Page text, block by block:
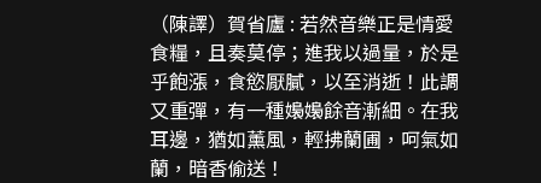
（陳譯）賀省廬 : 若然音樂正是情愛
食糧，且奏莫停；進我以過量，於是
乎飽漲，食慾厭膩，以至消逝！此調
又重彈，有一種嬝嬝餘音漸細。在我
耳邊，猶如薰風，輕拂蘭圃，呵氣如
蘭，暗香偷送！